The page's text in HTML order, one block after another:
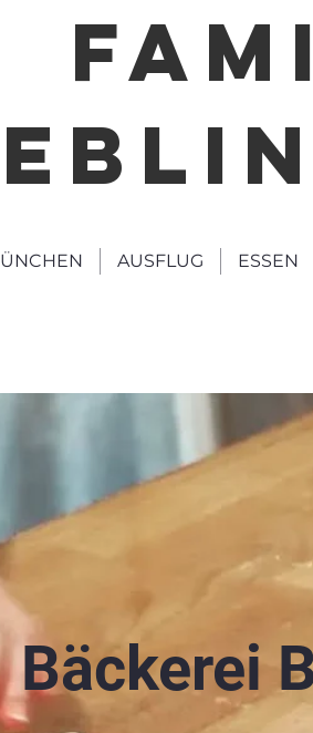
AUSFLUG ESSEN
Bäckerei